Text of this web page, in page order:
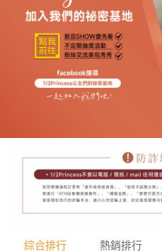
綜合排行 熱銷排行